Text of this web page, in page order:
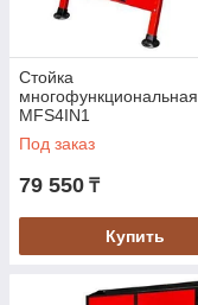
Стойка
многофункциональная
MFS4IN1
Под заказ
79 550 ₸
Купить